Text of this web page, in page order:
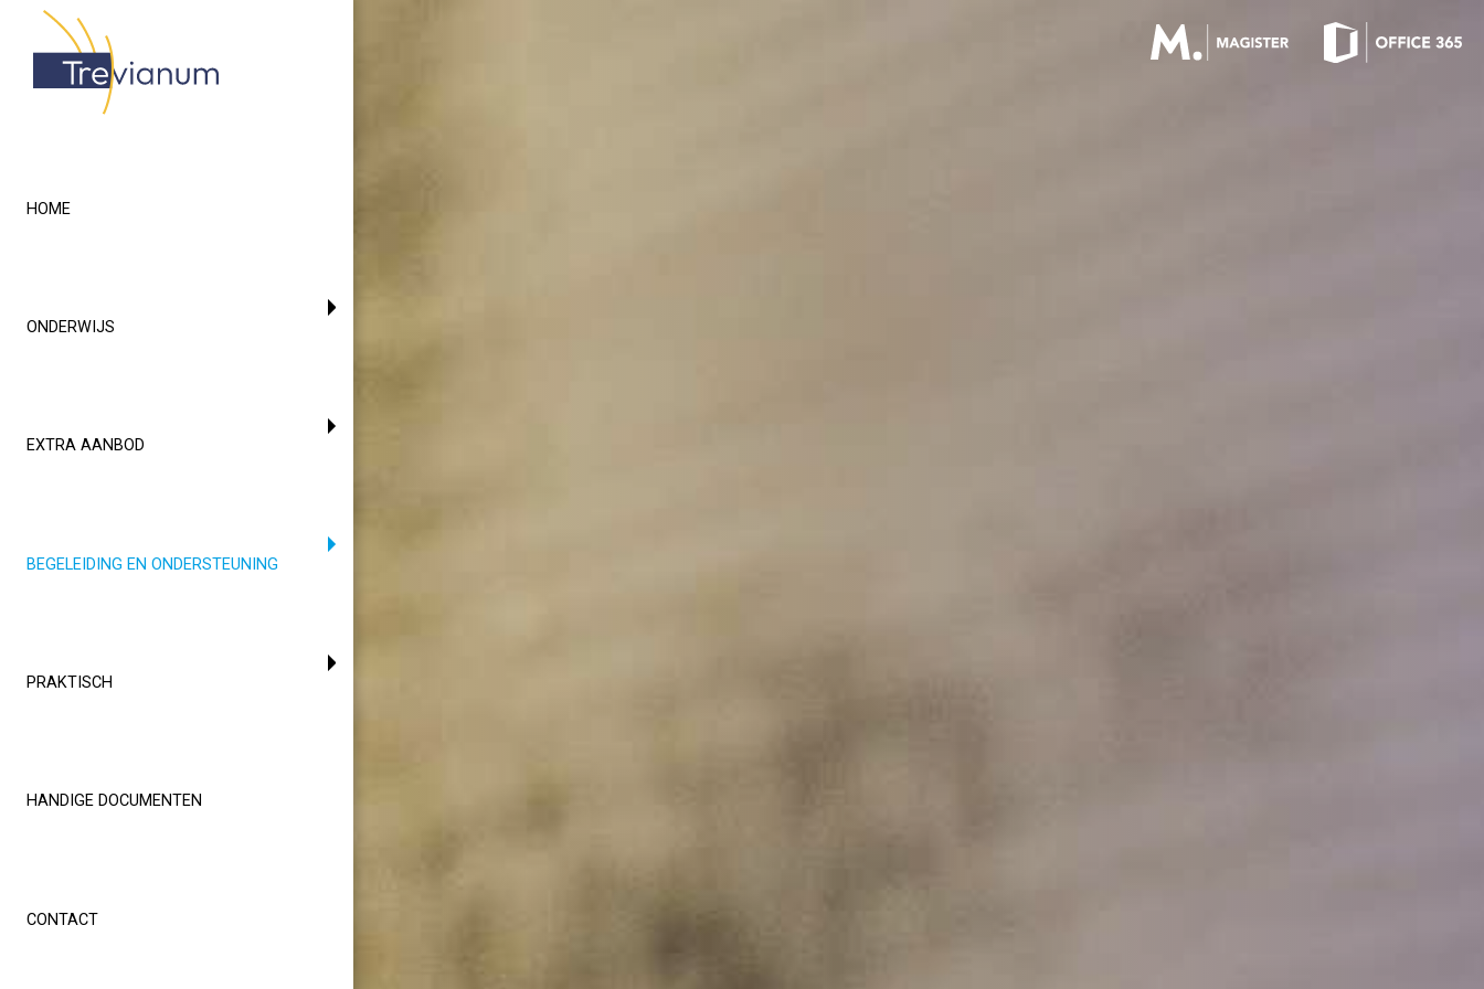
HOME
ONDERWIJS
EXTRA AANBOD
BEGELEIDING EN ONDERSTEUNING
PRAKTISCH
HANDIGE DOCUMENTEN
CONTACT
MAGISTER LOGIN OFFICE 365 LOGIN